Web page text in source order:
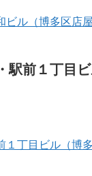
ビル（博多区店
駅前１丁目
１丁目ビル（博